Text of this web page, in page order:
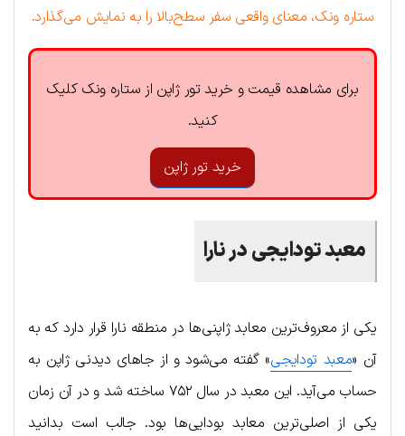
ستاره ونک، معناى واقعی سفر سطح‌بالا را به نمایش می‌گذارد.
برای مشاهده قیمت و خرید تور ژاپن از ستاره ونک کلیک
کنید.
خرید تور ژاپن
معبدتودایجیدرنارا
یکی از معروف‌ترین معابد ژاپنی‌ها در منطقه نارا قرار دارد که به
آن «معبد تودایجی» گفته می‌شود و از جاهای دیدنی ژاپن به
حساب می‌آید. این معبد در سال ۷۵۲ ساخته شد و در آن زمان
یکی از اصلی‌ترین معابد بودایی‌ها بود. جالب است بدانید